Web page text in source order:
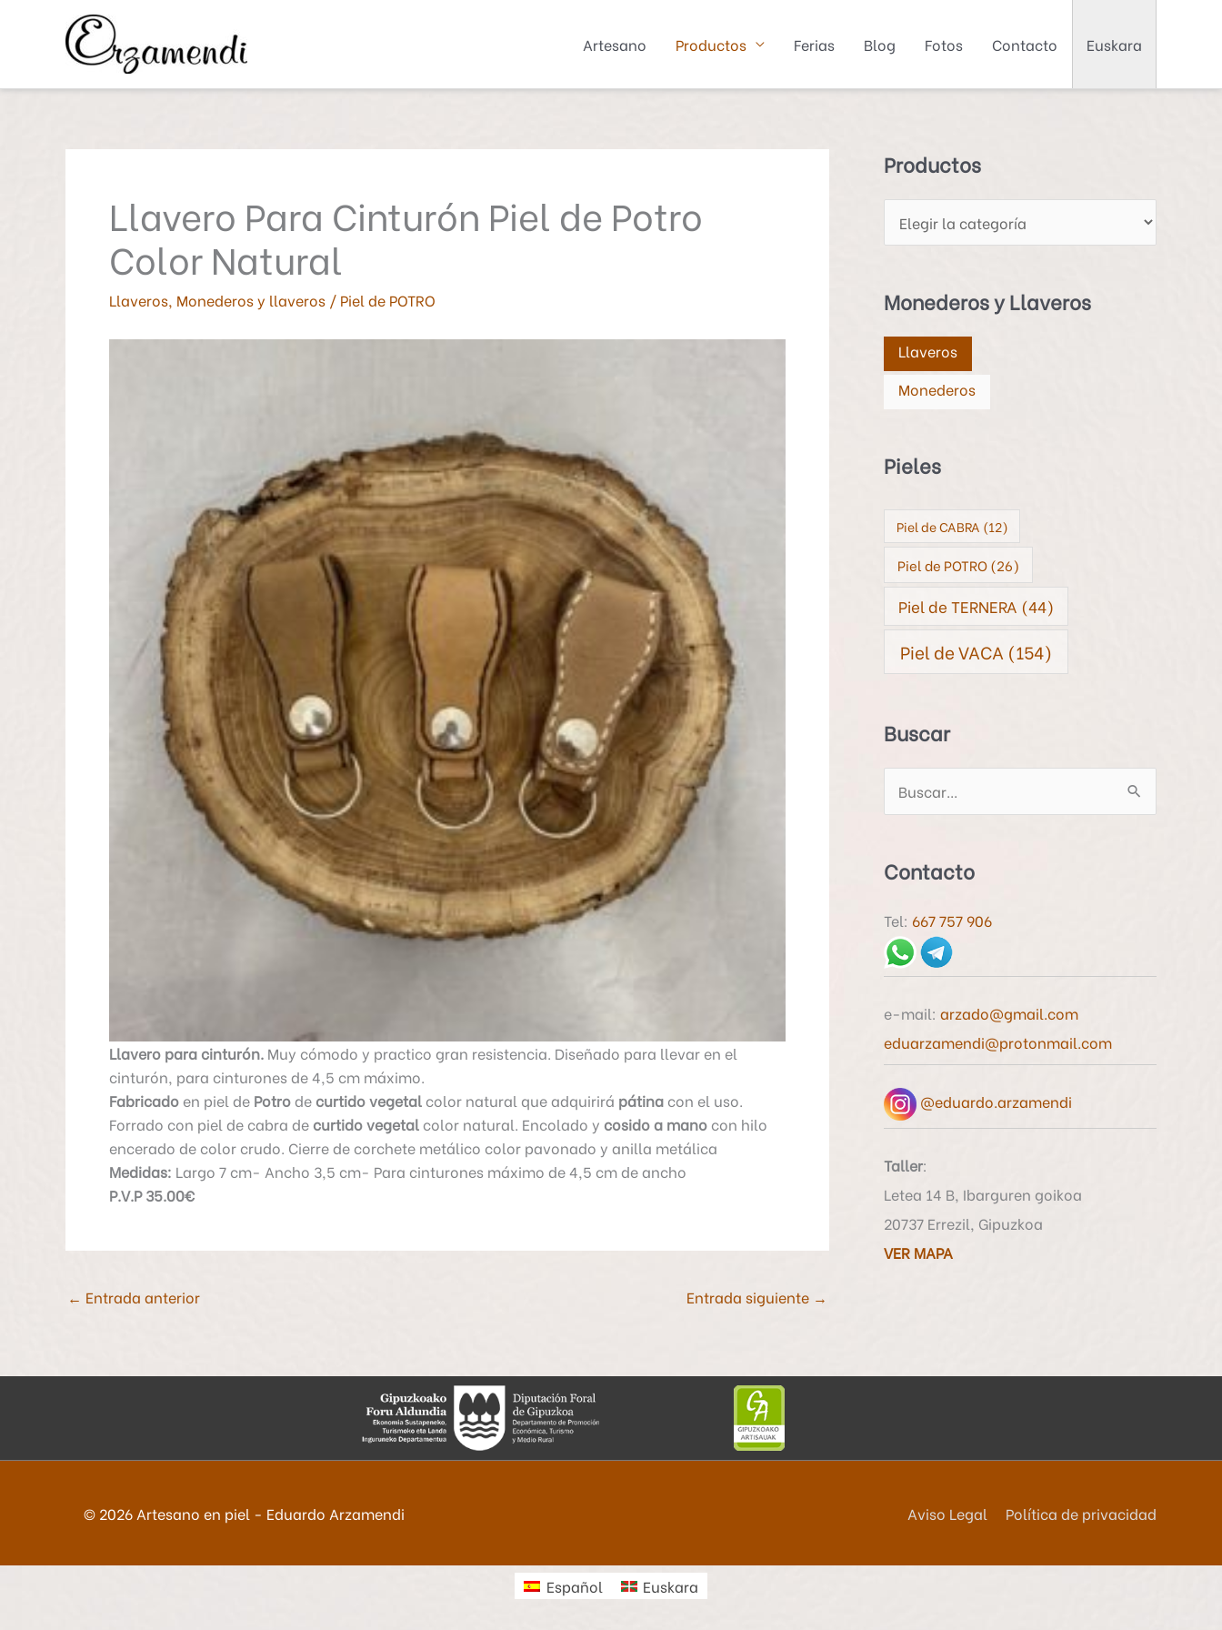
contenido
Artesano Productos Ferias Blog Fotos Contacto Euskara
Llavero Para Cinturón Piel de Potro
Color Natural
Llaveros, Monederos y llaveros / Piel de POTRO
Llavero para cinturón. Muy cómodo y practico gran resistencia. Diseñado para llevar en el
cinturón, para cinturones de 4,5 cm máximo.
Fabricado en piel de Potrode curtido vegetal color natural que adquirirá pátina con el uso.
Forrado con piel de cabra de curtido vegetal color natural. Encolado y cosido a mano con hilo
encerado de color crudo. Cierre de corchete metálico color pavonado y anilla metálica
Medidas: Largo 7 cm- Ancho 3,5 cm- Para cinturones máximo de 4,5 cm de ancho
P.V.P 35.00€
← Entrada anterior Entrada siguiente →
Productos
d
t
s
Monederos y Llaveros
Llaveros
Monederos
Pieles
Piel de CABRA (12)
Piel de POTRO(26)
Piel de TERNERA (44)
Piel de VACA (154)
Buscar
c
r
p
r
:
Contacto
Tel: 667 757 906
e-mail: arzado@gmail.com
eduarzamendi@protonmail.com
@eduardo.arzamendi
Taller:
Letea 14 B, Ibarguren goikoa
20737 Errezil, Gipuzkoa
VER MAPA
© 2026 Artesano en piel - Eduardo Arzamendi Aviso Legal Política de privacidad
Español Euskara